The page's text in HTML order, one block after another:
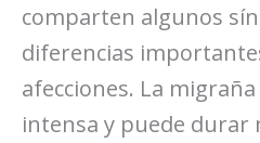
comparten algunos
diferencias
afecciones. La
intensa y puede durar